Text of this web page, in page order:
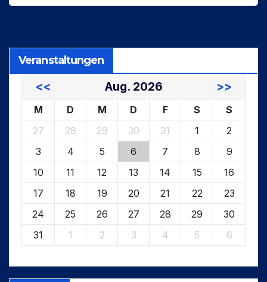
Veranstaltungen
<< Aug. 2026 >>
M D M D F S
S
27
28 29 30 31 1
2
3
4 5 6 7 8
9
10
11 12 13 14 15
16
17
18 19 20 21 22
23
24
25 26 27 28 29
30
31
1 2 3 4 5 6